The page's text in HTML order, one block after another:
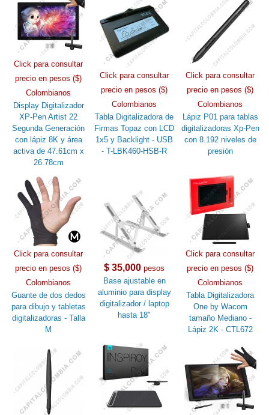
Click para consultar
precio en pesos ($)
Colombianos
Display Digitalizador
XP-Pen Artist 22
Segunda Generación
con lápiz 8K y área
activa de 47.61cm x
26.78cm
Click para consultar
precio en pesos ($)
Colombianos
Tabla Digitalizadora de
Firmas Topaz con LCD
1x5 y Backlight - USB
- T-LBK460-HSB-R
Click para consultar
precio en pesos ($)
Colombianos
Lápiz P01 para tablas
digitalizadoras Xp-Pen
con 8.192 niveles de
presión
Click para consultar
precio en pesos ($)
Colombianos
Guante de dos dedos
para dibujo y tabletas
digitalizadoras - Talla
M
$ 35,000 pesos
Base ajustable en
aluminio para display
digitalizador / laptop
hasta 18"
Click para consultar
precio en pesos ($)
Colombianos
Tabla Digitalizadora
One by Wacom
tamaño Mediano -
Lápiz 2K - CTL672